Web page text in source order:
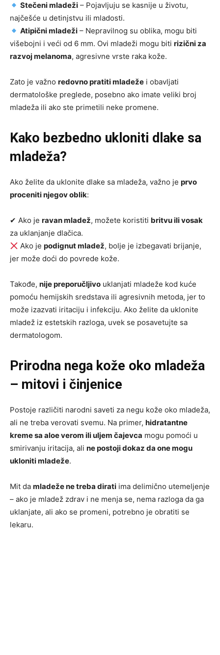
Stečeni mladeži – Pojavljuju se kasnije u životu,
najčešće u detinjstvu ili mladosti.
Atipični mladeži – Nepravilnog su oblika, mogu biti
višebojni i veći od 6 mm. Ovi mladeži mogu biti rizični za
razvoj melanoma, agresivne vrste raka kože.
Zato je važno redovno pratiti mladeže i obavljati
dermatološke preglede, posebno ako imate veliki broj
mladeža ili ako ste primetili neke promene.
Kako bezbedno ukloniti dlake sa
mladeža?
Ako želite da uklonite dlake sa mladeža, važno je prvo
proceniti njegov oblik:
✔ Ako je ravan mladež, možete koristiti britvu ili vosak
za uklanjanje dlačica.
Ako jepodignut mladež, bolje je izbegavati brijanje,
jer može doći do povrede kože.
Takođe, nije preporučljivo uklanjati mladeže kod kuće
pomoću hemijskih sredstava ili agresivnih metoda, jer to
može izazvati iritaciju i infekciju. Ako želite da uklonite
mladež iz estetskih razloga, uvek se posavetujte sa
dermatologom.
Prirodna nega kože oko mladeža
– mitovi i činjenice
Postoje različiti narodni saveti za negu kože oko mladeža,
ali ne treba verovati svemu. Na primer, hidratantne
kreme sa aloe verom ili uljem čajevca mogu pomoći u
smirivanju iritacija, ali ne postoji dokaz da one mogu
ukloniti mladeže.
Mit da mladeže ne treba dirati ima delimično utemeljenje
– ako je mladež zdrav i ne menja se, nema razloga da ga
uklanjate, ali ako se promeni, potrebno je obratiti se
lekaru.